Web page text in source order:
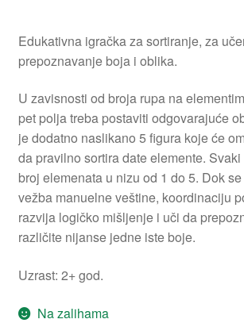
Edukativna igračka za sortiranje, za
prepoznavanje boja i oblika.
U zavisnosti od broja rupa na
pet polja treba postaviti odgovarajuće
je dodatno naslikano 5 figura koje će
da pravilno sortira date elemente.
broj elemenata u nizu od 1 do 5. Dok
vežba manuelne veštine, koordinaciju
razvija logičko mišljenje i uči da
različite nijanse jedne iste boje.
Uzrast: 2+ god.
Na zalihama